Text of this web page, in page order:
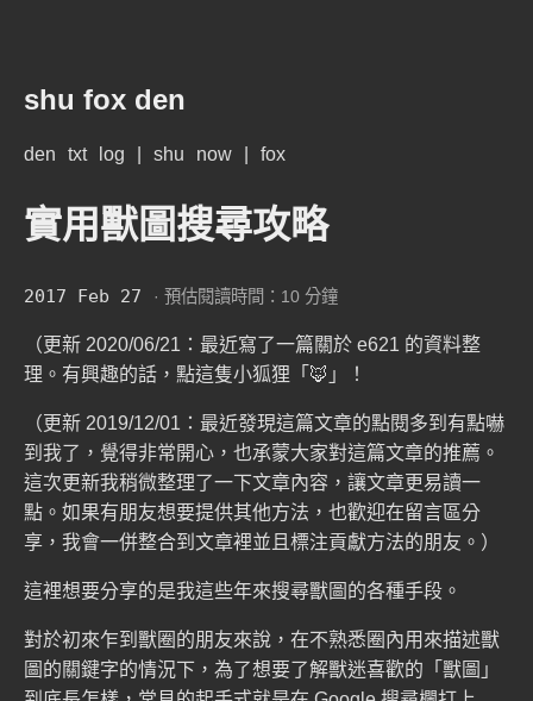
shu fox den
den txt log shu now fox
實用獸圖搜尋攻略
2017 Feb 27 · 預估閱讀時間：10 分鐘
（更新 2020/06/21：最近寫了一篇關於 e621 的資料整
理。有興趣的話，點這隻小狐狸「 🦊 」！
（更新 2019/12/01：最近發現這篇文章的點閱多到有點嚇
到我了，覺得非常開心，也承蒙大家對這篇文章的推薦。
這次更新我稍微整理了一下文章內容，讓文章更易讀一
點。如果有朋友想要提供其他方法，也歡迎在留言區分
享，我會一併整合到文章裡並且標注貢獻方法的朋友。）
這裡想要分享的是我這些年來搜尋獸圖的各種手段。
對於初來乍到獸圈的朋友來說，在不熟悉圈內用來描述獸
圖的關鍵字的情況下，為了想要了解獸迷喜歡的「獸圖」